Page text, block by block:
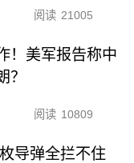
阅读 21005
！美军报告称中
？
阅读 10809
导弹全拦不住